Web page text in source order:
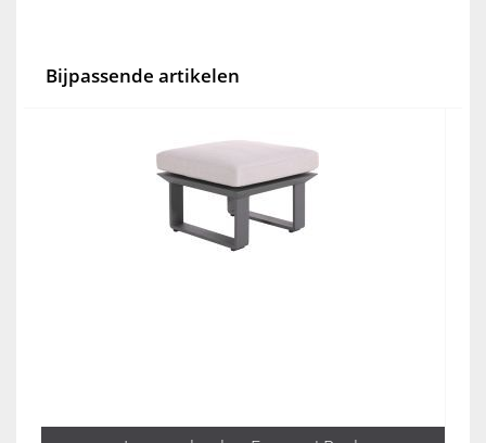
Bijpassende artikelen